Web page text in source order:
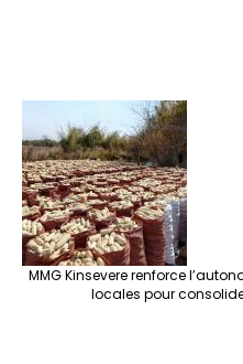
MMG Kinsevere renforce
locales pour